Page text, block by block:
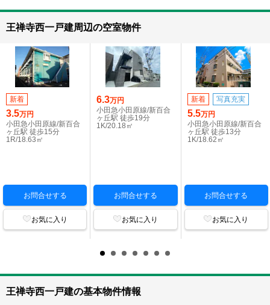
王禅寺西一戸建周辺の空室物件
新着
3.5万円
小田急小田原線/新百合
ヶ丘駅 徒歩15分
1R/18.63㎡
お問合せする
お気に入り
6.3万円
小田急小田原線/新百合
ヶ丘駅 徒歩19分
1K/20.18㎡
お問合せする
お気に入り
新着 写真充実
5.5万円
小田急小田原線/新百合
ヶ丘駅 徒歩13分
1K/18.62㎡
お問合せする
お気に入り
王禅寺西一戸建の基本物件情報